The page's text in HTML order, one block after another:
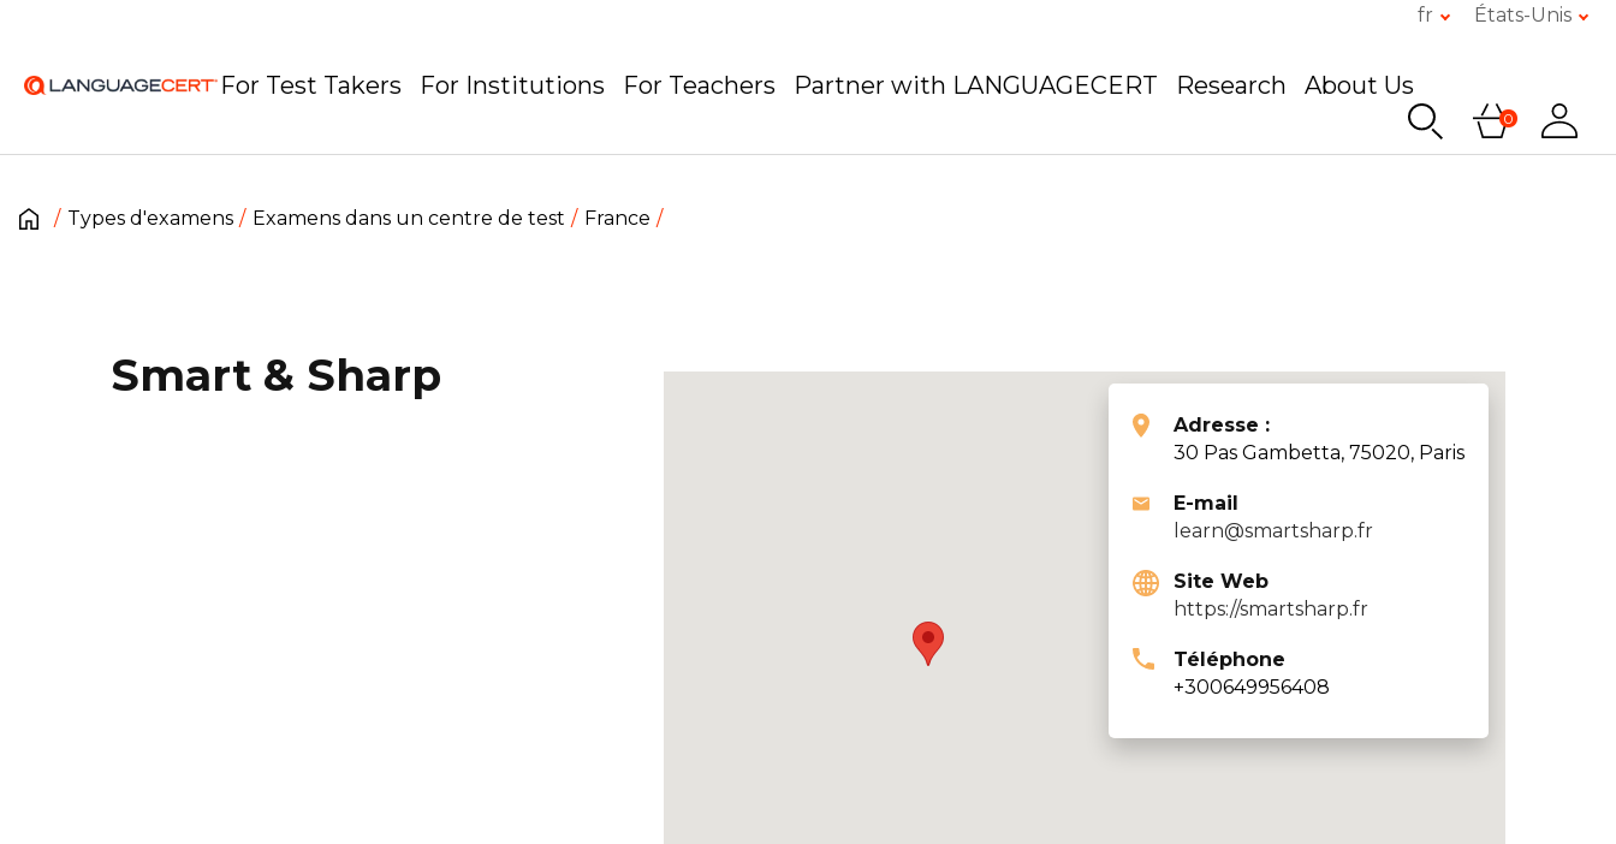
fr États-Unis
For Test Takers For Institutions For Teachers Partner with LANGUAGECERT Research About Us
0
Types d'examens Examens dans un centre de test France
Adresse :
30 Pas Gambetta, 75020, Paris
E-mail
learn@smartsharp.fr
Site Web
https://smartsharp.fr
Téléphone
+300649956408
Smart & Sharp